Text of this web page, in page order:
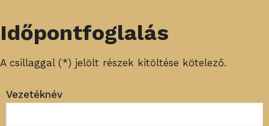
Időpontfoglalás
A csillaggal (*) jelölt részek kitöltése kötelező.
Vezetéknév